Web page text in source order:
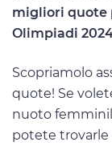
migliori quote
Olimpiadi
Scopriamolo
quote! Se
nuoto
potete trovarle